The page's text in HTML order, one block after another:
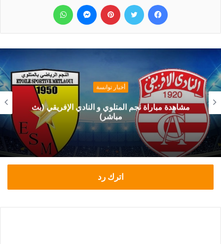
فيسبوك تويتر بينتيريست ماسنجر
أخبار توانسة
مشاهدة مباراة نجم المتلوي و النادي الإفريقي (بث
مباشر)
اترك رد